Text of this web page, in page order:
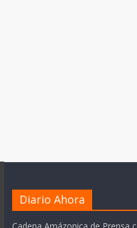
Diario Ahora